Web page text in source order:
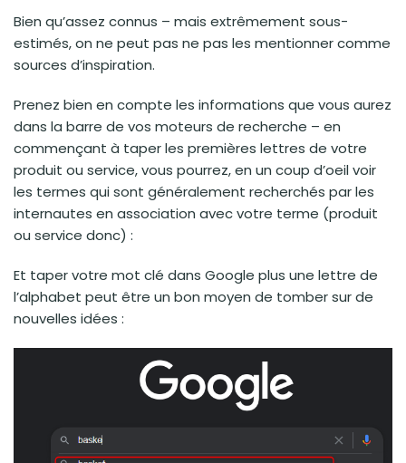
Bien qu’assez connus – mais extrêmement sous-
estimés, on ne peut pas ne pas les mentionner comme
sources d’inspiration.
Prenez bien en compte les informations que vous aurez
dans la barre de vos moteurs de recherche – en
commençant à taper les premières lettres de votre
produit ou service, vous pourrez, en un coup d’oeil voir
les termes qui sont généralement recherchés par les
internautes en association avec votre terme (produit
ou service donc) :
Et taper votre mot clé dans Google plus une lettre de
l’alphabet peut être un bon moyen de tomber sur de
nouvelles idées :